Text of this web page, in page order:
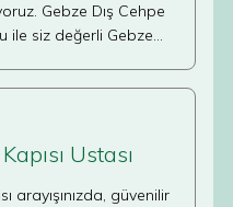
Gebze Dış Cehpe
ile siz değerli Gebze…
Ustası
arayışınızda, güvenilir